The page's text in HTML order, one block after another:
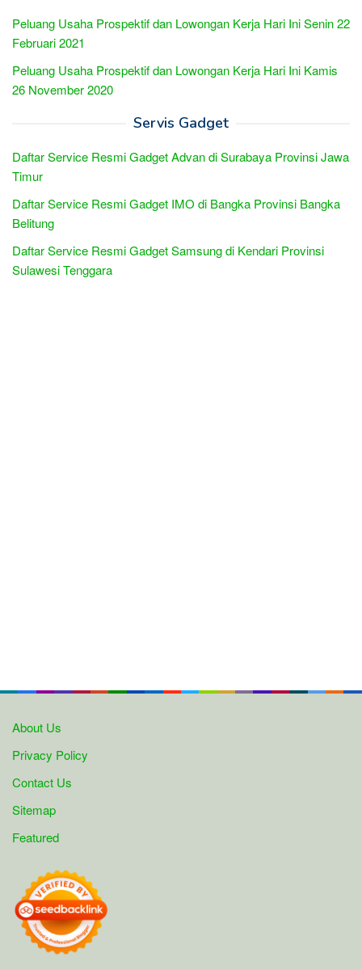
Peluang Usaha Prospektif dan Lowongan Kerja Hari Ini Senin 22
Februari 2021
Peluang Usaha Prospektif dan Lowongan Kerja Hari Ini Kamis
26 November 2020
Servis Gadget
Daftar Service Resmi Gadget Advan di Surabaya Provinsi Jawa
Timur
Daftar Service Resmi Gadget IMO di Bangka Provinsi Bangka
Belitung
Daftar Service Resmi Gadget Samsung di Kendari Provinsi
Sulawesi Tenggara
About Us
Privacy Policy
Contact Us
Sitemap
Featured